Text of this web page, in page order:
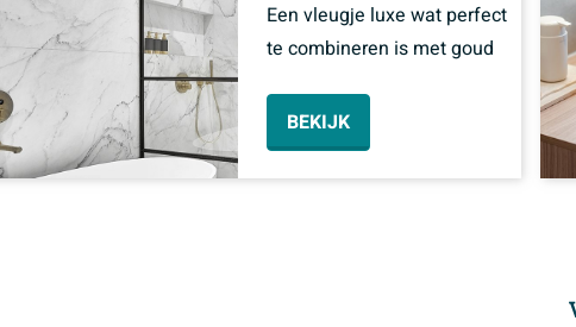
Een vleugje luxe wat perfect
te combineren is met goud
BEKIJK